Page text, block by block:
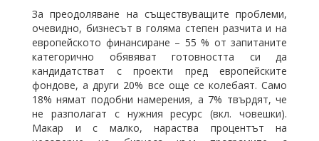
За преодоляване на съществуващите проблеми,
очевидно, бизнесът в голяма степен разчита и на
европейското финансиране – 55 % от запитаните
категорично обявяват готовността си да
кандидатстват с проекти пред европейските
фондове, а други 20% все още се колебаят. Само
18% нямат подобни намерения, а 7% твърдят, че
не разполагат с нужния ресурс (вкл. човешки).
Макар и с малко, нараства процентът на